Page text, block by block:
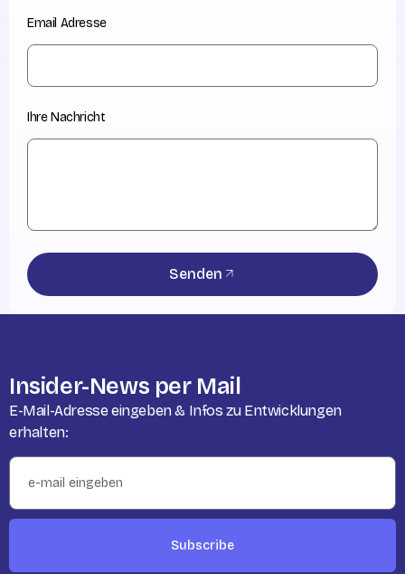
Email Adresse
Ihre Nachricht
Senden
Insider-News per Mail
E-Mail-Adresse eingeben & Infos zu Entwicklungen
erhalten:
Subscribe